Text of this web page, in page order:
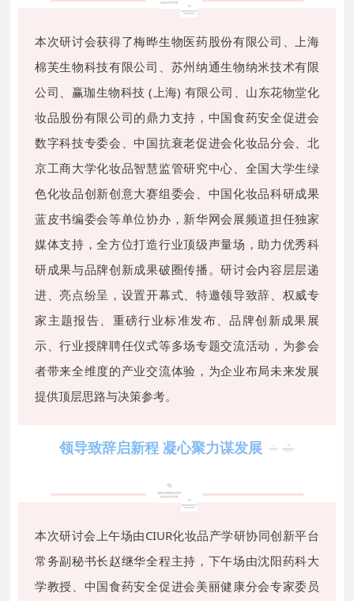
本次研讨会获得了梅晔生物医药股份有限公司、上海
棉芙生物科技有限公司、苏州纳通生物纳米技术有限
公司、赢珈生物科技 (上海) 有限公司、山东花物堂化
妆品股份有限公司的鼎力支持，中国食药安全促进会
数字科技专委会、中国抗衰老促进会化妆品分会、北
京工商大学化妆品智慧监管研究中心、全国大学生绿
色化妆品创新创意大赛组委会、中国化妆品科研成果
蓝皮书编委会等单位协办，新华网会展频道担任独家
媒体支持，全方位打造行业顶级声量场，助力优秀科
研成果与品牌创新成果破圈传播。研讨会内容层层递
进、亮点纷呈，设置开幕式、特邀领导致辞、权威专
家主题报告、重磅行业标准发布、品牌创新成果展
示、行业授牌聘任仪式等多场专题交流活动，为参会
者带来全维度的产业交流体验，为企业布局未来发展
提供顶层思路与决策参考。
领导致辞启新程 凝心聚力谋发展
本次研讨会上午场由CIUR化妆品产学研协同创新平台
常务副秘书长赵继华全程主持，下午场由沈阳药科大
学教授、中国食药安全促进会美丽健康分会专家委员